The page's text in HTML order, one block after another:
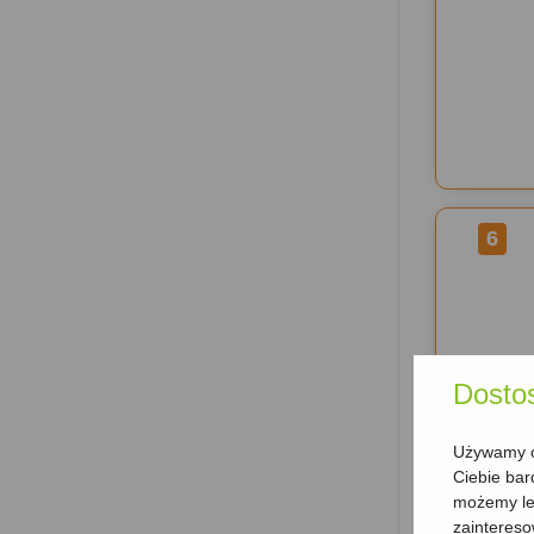
Używamy
Ciebie
możemy
6